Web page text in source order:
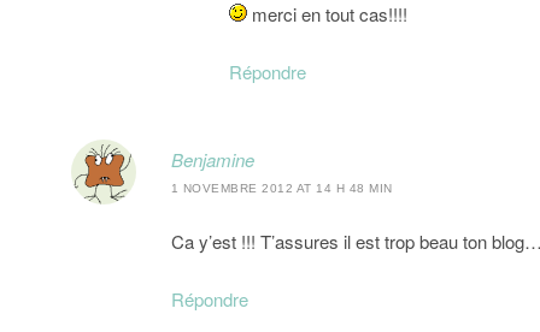
merci en tout cas!!!!
Répondre
Benjamine
1 NOVEMBRE 2012 AT 14 H 48 MIN
Ca y’est !!! T’assures il est trop beau ton
Répondre